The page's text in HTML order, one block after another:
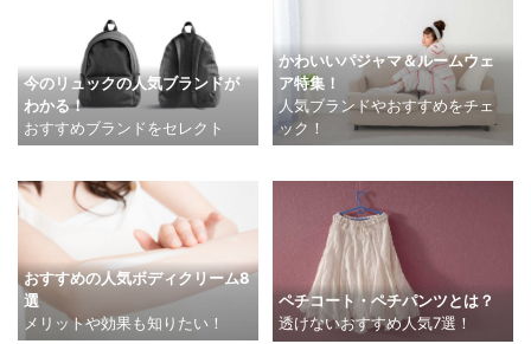
今のリュックの人気ブランドが
わかる！
おすすめブランドをセレクト
かわいいパジャマ＆ルームウェ
ア特集！
人気ブランドやおすすめをチェ
ック！
おすすめの人気ボディクリーム8
選
メリットや効果も知りたい！
ペチコート・ペチパンツとは？
透けないおすすめ人気7選！